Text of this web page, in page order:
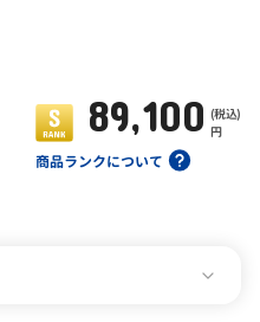
商品ランクについて
89,100 (税込)
円